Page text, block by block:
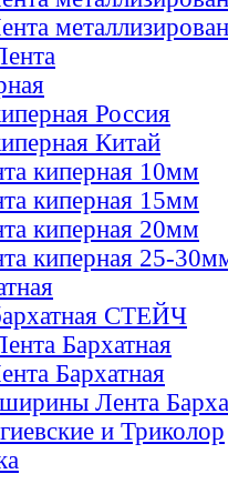
Россия
Китай
киперная 10мм
киперная 15мм
киперная 20мм
киперная 25-
СТЕЙЧ
Бархатная
Бархатная
Лента
и Триколор